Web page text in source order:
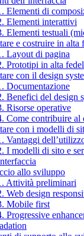
Elementi di
Elementi interattivi
Elementi testuali
e costruire in alta
Layout di pagina
Prototipi in alta
con il design
Documentazione
Benefici del design
Risorse operative
Come contribuire al
con i modelli di
Vantaggi
I modelli di sito e
allo sviluppo
Attività preliminari
Web design
Mobile first
Progressive